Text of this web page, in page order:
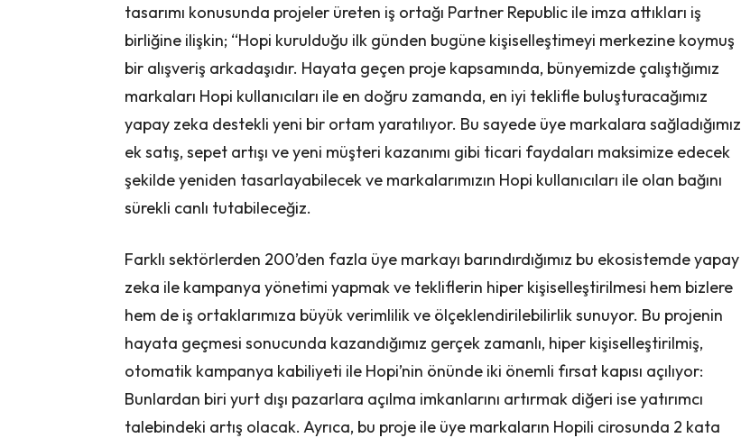
tasarımı konusunda projeler üreten iş ortağı Partner Republic ile imza attıkları iş
birliğine ilişkin; “Hopi kurulduğu ilk günden bugüne kişiselleştimeyi merkezine koymuş
bir alışveriş arkadaşıdır. Hayata geçen proje kapsamında, bünyemizde çalıştığımız
markaları Hopi kullanıcıları ile en doğru zamanda, en iyi teklifle buluşturacağımız
yapay zeka destekli yeni bir ortam yaratılıyor. Bu sayede üye markalara sağladığımız
ek satış, sepet artışı ve yeni müşteri kazanımı gibi ticari faydaları maksimize edecek
şekilde yeniden tasarlayabilecek ve markalarımızın Hopi kullanıcıları ile olan bağını
sürekli canlı tutabileceğiz.
Farklı sektörlerden 200’den fazla üye markayı barındırdığımız bu ekosistemde yapay
zeka ile kampanya yönetimi yapmak ve tekliflerin hiper kişiselleştirilmesi hem bizlere
hem de iş ortaklarımıza büyük verimlilik ve ölçeklendirilebilirlik sunuyor. Bu projenin
hayata geçmesi sonucunda kazandığımız gerçek zamanlı, hiper kişiselleştirilmiş,
otomatik kampanya kabiliyeti ile Hopi’nin önünde iki önemli fırsat kapısı açılıyor:
Bunlardan biri yurt dışı pazarlara açılma imkanlarını artırmak diğeri ise yatırımcı
talebindeki artış olacak. Ayrıca, bu proje ile üye markaların Hopili cirosunda 2 kata